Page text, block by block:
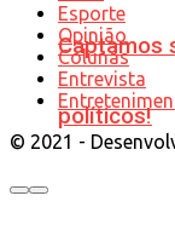
Captamos
políticos!
Esporte
Opinião
Colunas
Entrevista
© 2021 -